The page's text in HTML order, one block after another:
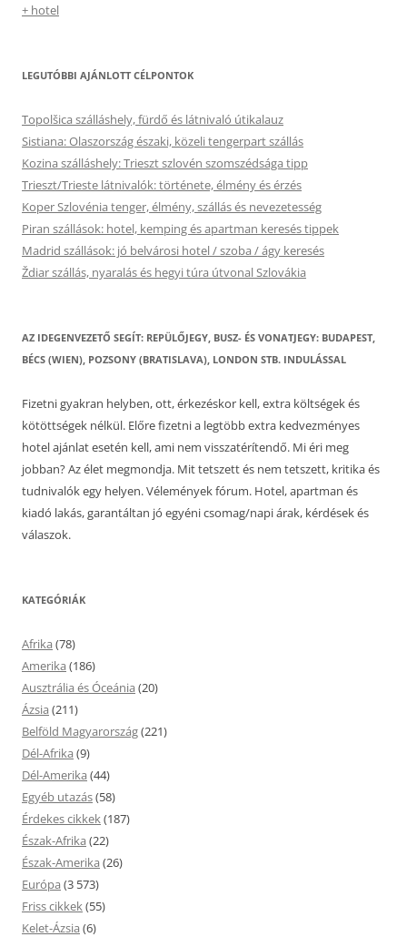
+ hotel
LEGUTÓBBI AJÁNLOTT CÉLPONTOK
Topolšica szálláshely, fürdő és látnivaló útikalauz
Sistiana: Olaszország északi, közeli tengerpart szállás
Kozina szálláshely: Trieszt szlovén szomszédsága tipp
Trieszt/Trieste látnivalók: története, élmény és érzés
Koper Szlovénia tenger, élmény, szállás és nevezetesség
Piran szállások: hotel, kemping és apartman keresés tippek
Madrid szállások: jó belvárosi hotel / szoba / ágy keresés
Ždiar szállás, nyaralás és hegyi túra útvonal Szlovákia
AZ IDEGENVEZETŐ SEGÍT: REPÜLŐJEGY, BUSZ- ÉS VONATJEGY: BUDAPEST,
BÉCS (WIEN), POZSONY (BRATISLAVA), LONDON STB. INDULÁSSAL
Fizetni gyakran helyben, ott, érkezéskor kell, extra költségek és
kötöttségek nélkül. Előre fizetni a legtöbb extra kedvezményes
hotel ajánlat esetén kell, ami nem visszatérítendő. Mi éri meg
jobban? Az élet megmondja. Mit tetszett és nem tetszett, kritika és
tudnivalók egy helyen. Vélemények fórum. Hotel, apartman és
kiadó lakás, garantáltan jó egyéni csomag/napi árak, kérdések és
válaszok.
KATEGÓRIÁK
Afrika (78)
Amerika (186)
Ausztrália és Óceánia (20)
Ázsia (211)
Belföld Magyarország(221)
Dél-Afrika (9)
Dél-Amerika (44)
Egyéb utazás(58)
Érdekes cikkek(187)
Észak-Afrika (22)
Észak-Amerika (26)
Európa (3 573)
Friss cikkek(55)
Kelet-Ázsia (6)